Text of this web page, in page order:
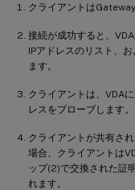
クライアントは
接続が成功すると、
IPアドレスのリスト、
ます。
クライアントは、VDA
レスをプローブします。
クライアントが共有さ
場合、クライアントは
ップ(2)で交換された証
れます。